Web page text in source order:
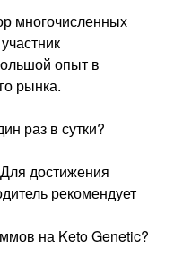
многочисленных
опыт в
рынка.
раз в сутки?
достижения
рекомендует
на Keto Genetic?